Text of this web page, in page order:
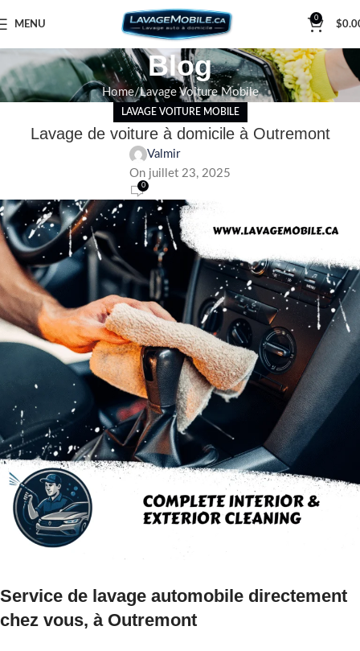
MENU
0
$
Blog
Home Lavage Voiture Mobile
LAVAGE VOITURE MOBILE
Lavage de voiture à domicile à Outremont
Valmir
On juillet 23, 2025
0
Service de lavage automobile directement
chez vous, à Outremont